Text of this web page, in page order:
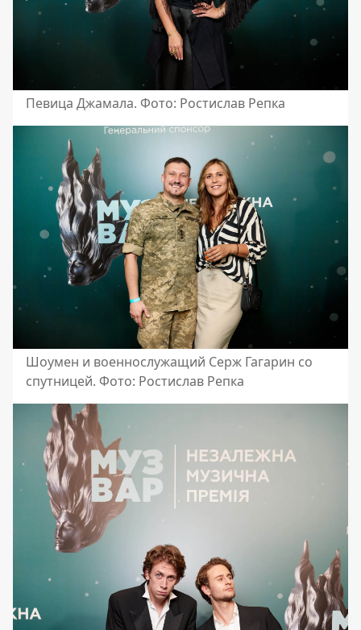
Певица Джамала. Фото: Ростислав Репка
Шоумен и военнослужащий Серж Гагарин со
спутницей. Фото: Ростислав Репка